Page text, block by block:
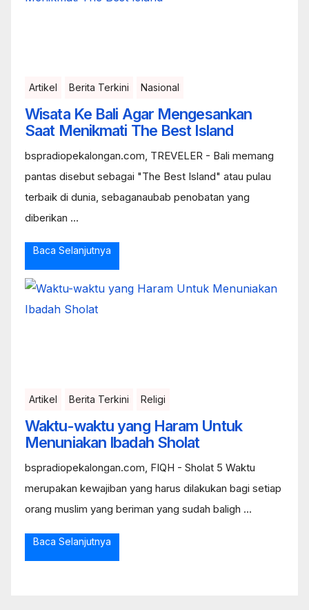
Artikel Berita Terkini Nasional
Wisata Ke Bali Agar Mengesankan
Saat Menikmati The Best Island
bspradiopekalongan.com, TREVELER - Bali memang
pantas disebut sebagai "The Best Island" atau pulau
terbaik di dunia, sebaganaubab penobatan yang
diberikan ...
Baca Selanjutnya
Artikel Berita Terkini Religi
Waktu-waktu yang Haram Untuk
Menuniakan Ibadah Sholat
bspradiopekalongan.com, FIQH - Sholat 5 Waktu
merupakan kewajiban yang harus dilakukan bagi setiap
orang muslim yang beriman yang sudah baligh ...
Baca Selanjutnya